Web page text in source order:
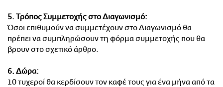
5. Τρόπος Συμμετοχής στο Διαγωνισμό:
Όσοι επιθυμούν να συμμετέχουν στο Διαγωνισμό θα
πρέπει να συμπληρώσουν τη φόρμα συμμετοχής που θα
βρουν στο σχετικό άρθρο.
6. Δώρα:
10 τυχεροί θα κερδίσουν τον καφέ τους για ένα μήνα από τα